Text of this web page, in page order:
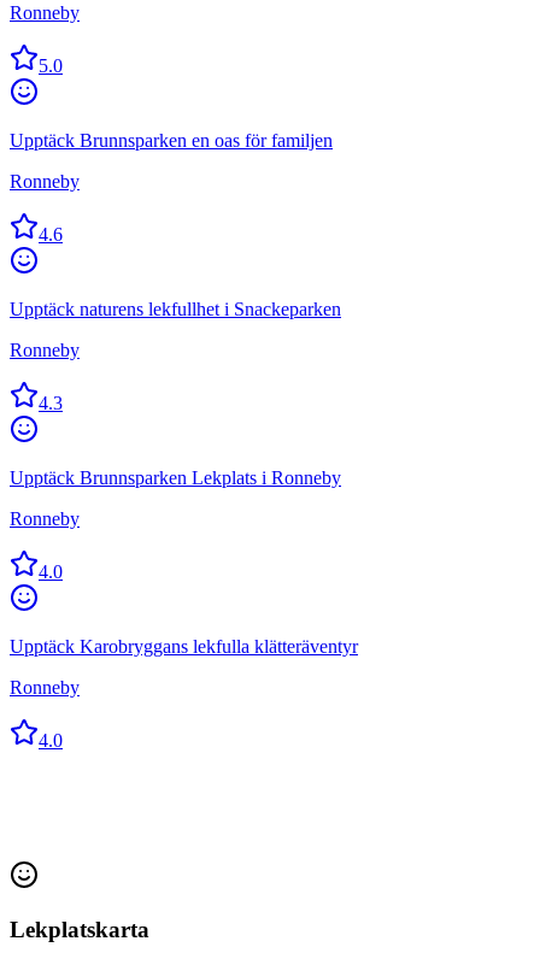
Ronneby
5.0
Upptäck Brunnsparken en oas för familjen
Ronneby
4.6
Upptäck naturens lekfullhet i Snackeparken
Ronneby
4.3
Upptäck Brunnsparken Lekplats i Ronneby
Ronneby
4.0
Upptäck Karobryggans lekfulla klätteräventyr
Ronneby
4.0
Lekplatskarta